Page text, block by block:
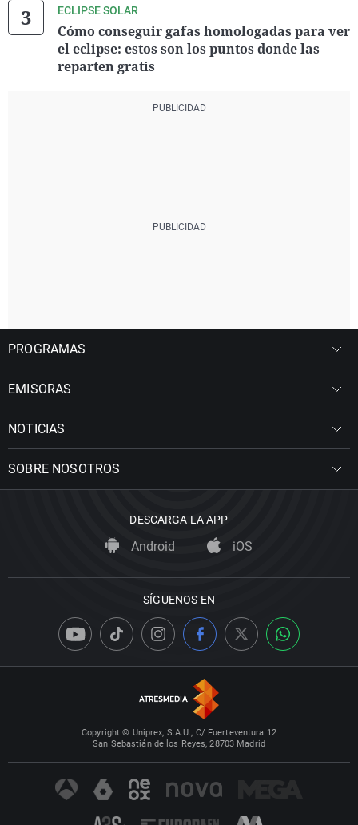
ECLIPSE SOLAR
Cómo conseguir gafas homologadas para ver
el eclipse: estos son los puntos donde las
reparten gratis
PROGRAMAS
EMISORAS
NOTICIAS
SOBRE NOSOTROS
DESCARGA LA APP
Android iOS
SÍGUENOS EN
Copyright © Uniprex, S.A.U., C/ Fuerteventura 12
San Sebastián de los Reyes, 28703 Madrid